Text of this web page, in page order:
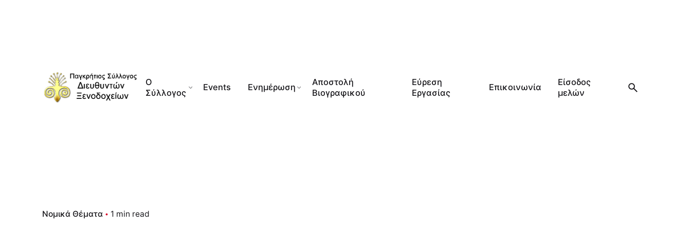
Ο
Σύλλογος
Events Ενημέρωση
Αποστολή
Βιογραφικού
Εύρεση
Εργασίας
Επικοινωνία
Είσοδος
μελών
Νομικά Θέματα 1 min read